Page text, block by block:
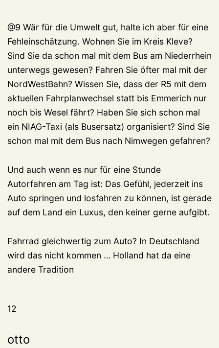
@9 Wär für die Umwelt gut, halte ich aber für eine
Fehleinschätzung. Wohnen Sie im Kreis Kleve?
Sind Sie da schon mal mit dem Bus am Niederrhein
unterwegs gewesen? Fahren Sie öfter mal mit der
NordWestBahn? Wissen Sie, dass der R5 mit dem
aktuellen Fahrplanwechsel statt bis Emmerich nur
noch bis Wesel fährt? Haben Sie sich schon mal
ein NIAG-Taxi (als Busersatz) organisiert? Sind Sie
schon mal mit dem Bus nach Nimwegen gefahren?
Und auch wenn es nur für eine Stunde
Autorfahren am Tag ist: Das Gefühl, jederzeit ins
Auto springen und losfahren zu können, ist gerade
auf dem Land ein Luxus, den keiner gerne aufgibt.
Fahrrad gleichwertig zum Auto? In Deutschland
wird das nicht kommen … Holland hat da eine
andere Tradition
12
otto